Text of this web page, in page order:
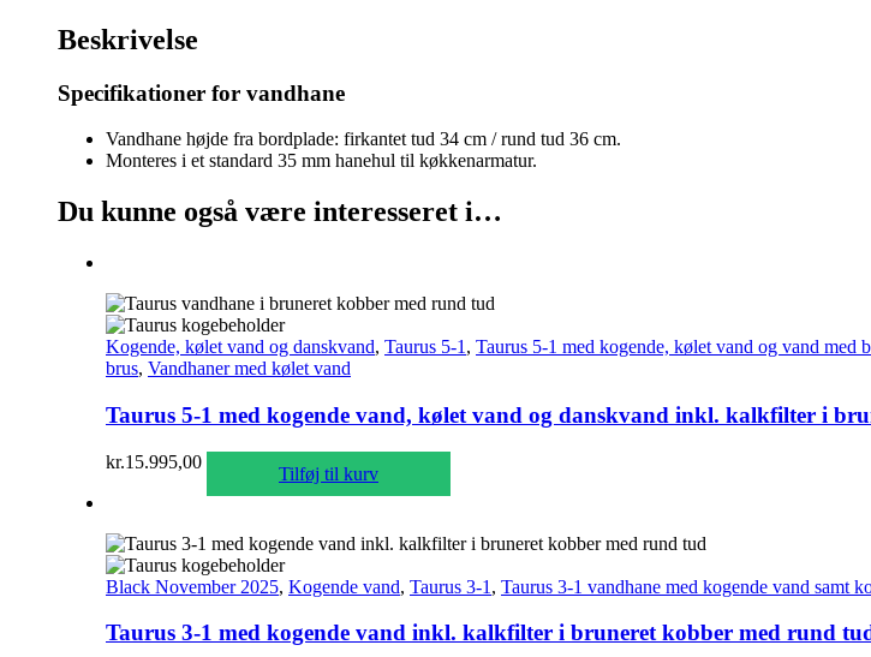
tud
(opgraderbar)
Beskrivelse
Specifikationer for vandhane
Vandhane højde fra bordplade: firkantet tud 34 cm / rund tud 36 cm.
Monteres i et standard 35 mm hanehul til køkkenarmatur.
Du kunne også være interesseret i…
Kogende, kølet vand og danskvand, Taurus 5-1 , Taurus 5-1 med kogende, kølet vand og vand med
brus, Vandhaner med kølet vand
Taurus 5-1 med kogende vand, kølet vand og danskvand inkl. kalkfilter i
kr.15.995,00
Tilføj til kurv
Black November 2025, Kogende vand, Taurus 3-1 , Taurus 3-1 vandhane med kogende vand samt
Taurus 3-1 med kogende vand inkl. kalkfilter i bruneret kobber med rund